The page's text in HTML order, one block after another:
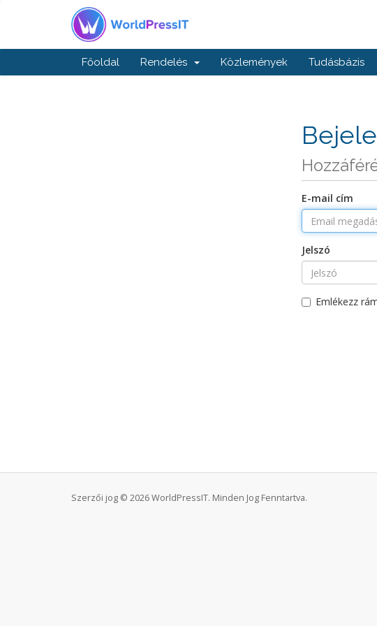
Főoldal Rendelés Közlemények Tudásbázis
E-mail cím
Jelszó
Emlékezz
Szerzői jog © 2026 WorldPressIT. Minden Jog Fenntartva.